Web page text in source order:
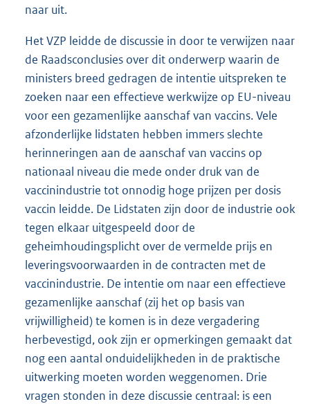
naar uit.
Het VZP leidde de discussie in door te verwijzen naar
de Raadsconclusies over dit onderwerp waarin de
ministers breed gedragen de intentie uitspreken te
zoeken naar een effectieve werkwijze op EU-niveau
voor een gezamenlijke aanschaf van vaccins. Vele
afzonderlijke lidstaten hebben immers slechte
herinneringen aan de aanschaf van vaccins op
nationaal niveau die mede onder druk van de
vaccinindustrie tot onnodig hoge prijzen per dosis
vaccin leidde. De Lidstaten zijn door de industrie ook
tegen elkaar uitgespeeld door de
geheimhoudingsplicht over de vermelde prijs en
leveringsvoorwaarden in de contracten met de
vaccinindustrie. De intentie om naar een effectieve
gezamenlijke aanschaf (zij het op basis van
vrijwilligheid) te komen is in deze vergadering
herbevestigd, ook zijn er opmerkingen gemaakt dat
nog een aantal onduidelijkheden in de praktische
uitwerking moeten worden weggenomen. Drie
vragen stonden in deze discussie centraal: is een